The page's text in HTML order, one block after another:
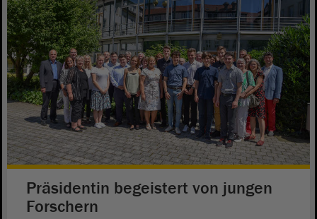
Präsidentin begeistert von jungen
Forschern